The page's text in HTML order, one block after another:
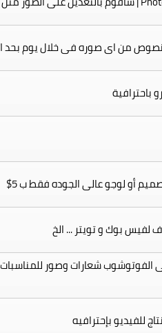
من اى صوره فى خلال يوم
باحترافية
أو لوجو عالى الجوده فقط ب 5$
لفيس بوك و تويتر ... الخ
شعارات وصور للمناسبات
للفيديو بإحترافيه